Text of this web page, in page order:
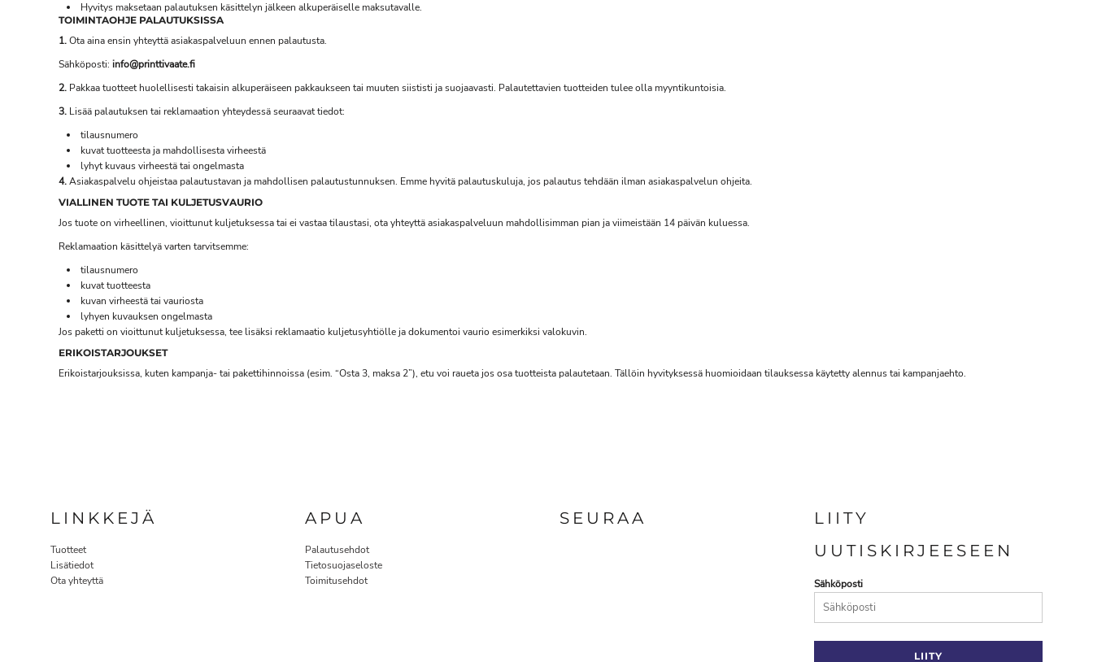
Hyvitys maksetaan palautuksen käsittelyn jälkeen alkuperäiselle maksutavalle.
TOIMINTAOHJE PALAUTUKSISSA
1.Ota aina ensin yhteyttä asiakaspalveluun ennen palautusta.
Sähköposti: info@printtivaate.fi
2. Pakkaa tuotteet huolellisesti takaisin alkuperäiseen pakkaukseen tai muuten siististi ja suojaavasti. Palautettavien tuotteiden tulee olla myyntikuntoisia.
3. Lisää palautuksen tai reklamaation yhteydessä seuraavat tiedot:
tilausnumero
kuvat tuotteesta ja mahdollisesta virheestä
lyhyt kuvaus virheestä tai ongelmasta
4.Asiakaspalvelu ohjeistaa palautustavan ja mahdollisen palautustunnuksen. Emme hyvitä palautuskuluja, jos palautus tehdään ilman asiakaspalvelun ohjeita.
VIALLINEN TUOTE TAI KULJETUSVAURIO
Jos tuote on virheellinen, vioittunut kuljetuksessa tai ei vastaa tilaustasi, ota yhteyttä asiakaspalveluun mahdollisimman pian ja viimeistään 14 päivän kuluessa.
Reklamaation käsittelyä varten tarvitsemme:
tilausnumero
kuvat tuotteesta
kuvan virheestä tai vauriosta
lyhyen kuvauksen ongelmasta
Jos paketti on vioittunut kuljetuksessa, tee lisäksi reklamaatio kuljetusyhtiölle ja dokumentoi vaurio esimerkiksi valokuvin.
ERIKOISTARJOUKSET
Erikoistarjouksissa, kuten kampanja- tai pakettihinnoissa (esim. “Osta 3, maksa 2”), etu voi raueta jos osa tuotteista palautetaan. Tällöin hyvityksessä huomioidaan tilauksessa käytetty alennus tai kampanjaehto.
LINKKEJÄ
Tuotteet
Lisätiedot
Ota yhteyttä
APUA
Palautusehdot
Tietosuojaseloste
Toimitusehdot
SEURAA
LIITY
UUTISKIRJEESEEN
Sähköposti
LIITY